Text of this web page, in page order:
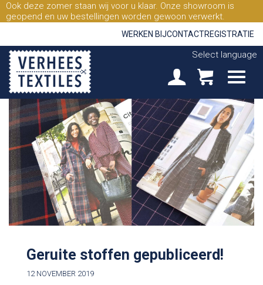
Ook deze zomer staan wij voor u klaar. Onze showroom is
geopend en uw bestellingen worden gewoon verwerkt.
WERKEN BIJCONTACTREGISTRATIE
Select language
Geruite stoffen gepubliceerd!
12 NOVEMBER 2019